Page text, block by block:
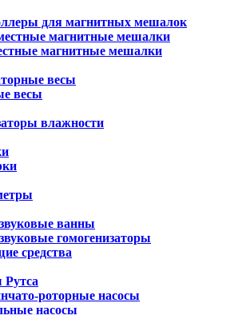
для магнитных мешалок
магнитные мешалки
магнитные мешалки
весы
весы
влажности
ванны
гомогенизаторы
средства
Рутса
роторные насосы
насосы